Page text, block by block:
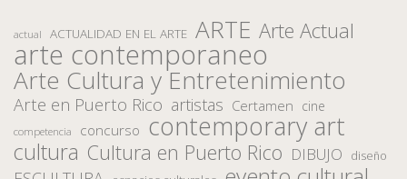
actual ACTUALIDAD EN EL ARTE ARTE Arte Actual
arte contemporaneo
Arte Cultura y Entretenimiento
Arte en Puerto Rico artistas Certamen cine
competencia concurso contemporary art
cultura Cultura en Puerto Rico DIBUJO diseño